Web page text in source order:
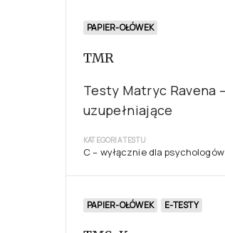
PAPIER-OŁÓWEK
TMR
Testy Matryc Ravena
uzupełniające
KATEGORIA TESTU
C – wyłącznie dla psychologów
PAPIER-OŁÓWEK E-TESTY